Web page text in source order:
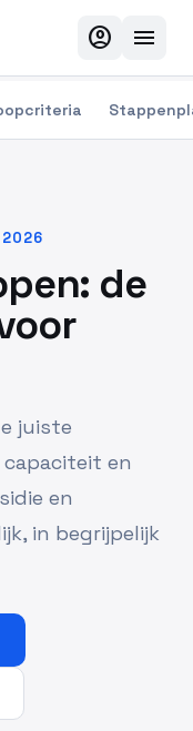
account_circle menu
2026
de
juiste
en
en
in begrijpelijk